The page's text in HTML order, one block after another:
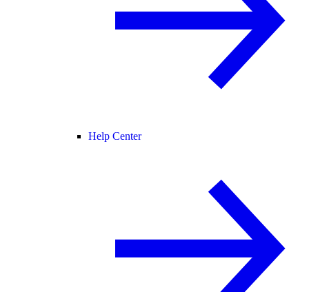
Help Center